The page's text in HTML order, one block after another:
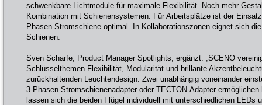
schwenkbare Lichtmodule für maximale Flexibilität. Noch mehr
Kombination mit Schienensystemen: Für Arbeitsplätze ist der
Phasen-Stromschiene optimal. In Kollaborationszonen eignet sich
Schienen.
Sven Scharfe, Product Manager Spotlights, ergänzt: „SCENO
Schlüsselthemen Flexibilität, Modularität und brillante
zurückhaltenden Leuchtendesign. Zwei unabhängig voneinander
3-Phasen-Stromschienenadapter oder TECTON-Adapter
lassen sich die beiden Flügel individuell mit unterschiedlichen LEDs